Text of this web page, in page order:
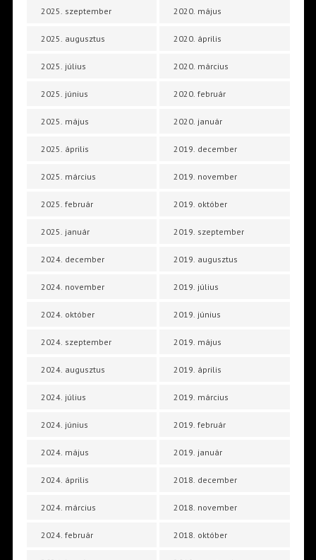
2025. szeptember
2025. augusztus
2025. július
2025. június
2025. május
2025. április
2025. március
2025. február
2025. január
2024. december
2024. november
2024. október
2024. szeptember
2024. augusztus
2024. július
2024. június
2024. május
2024. április
2024. március
2024. február
2020. május
2020. április
2020. március
2020. február
2020. január
2019. december
2019. november
2019. október
2019. szeptember
2019. augusztus
2019. július
2019. június
2019. május
2019. április
2019. március
2019. február
2019. január
2018. december
2018. november
2018. október